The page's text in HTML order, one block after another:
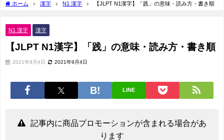
ホーム 漢字 N1 漢字 【JLPT N1漢字】「践」の意味・読み方・書き順
N1 漢字 漢字
【JLPT N1漢字】「践」の意味・読み方・書き順
2021年9月4日 2021年9月4日
LINE
記事内に商品プロモーションが含まれる場合があ
ります